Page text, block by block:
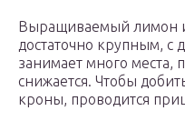
Выращиваемый лимон
достаточно крупным, с
занимает много места,
снижается. Чтобы
кроны, проводится